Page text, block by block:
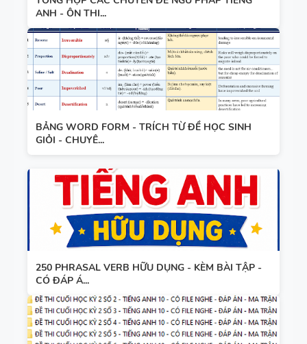
ANH - ÔN THI...
BẢNG WORD FORM - TRÍCH TỪ ĐỀ HỌC SINH
GIỎI - CHUYÊ...
250 PHRASAL VERB HỮU DỤNG - KÈM BÀI TẬP -
CÓ ĐÁP Á...